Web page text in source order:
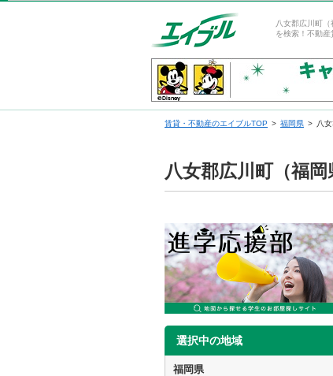
八女郡広川町
を検索！不動
賃貸・不動産のエイブルTOP 福岡県 八
八女郡広川町（福
選択中の地域
福岡県